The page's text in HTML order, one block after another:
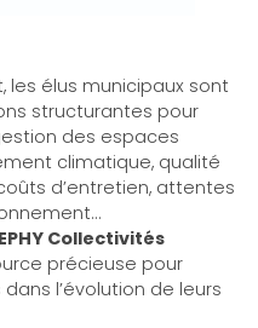
les élus municipaux sont
structurantes pour
des espaces
climatique, qualité
d’entretien, attentes
Collectivités
précieuse pour
l’évolution de leurs